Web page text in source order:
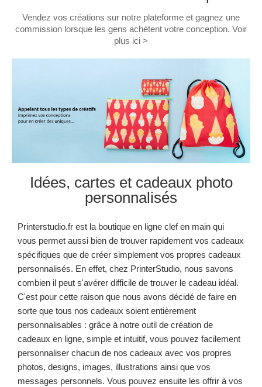
Vendez vos créations sur notre plateforme et gagnez une
commission lorsque les gens achètent votre conception. Voir
plus ici >
Idées, cartes et cadeaux photo
personnalisés
Printerstudio.fr est la boutique en ligne clef en main qui
vous permet aussi bien de trouver rapidement vos cadeaux
spécifiques que de créer simplement vos propres cadeaux
personnalisés. En effet, chez PrinterStudio, nous savons
combien il peut s'avérer difficile de trouver le cadeau idéal.
C'est pour cette raison que nous avons décidé de faire en
sorte que tous nos cadeaux soient entièrement
personnalisables : grâce à notre outil de création de
cadeaux en ligne, simple et intuitif, vous pouvez facilement
personnaliser chacun de nos cadeaux avec vos propres
photos, designs, images, illustrations ainsi que vos
messages personnels. Vous pouvez ensuite les offrir à vos